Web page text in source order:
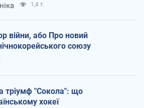
1,4 т.
війни, або Про новий
союзу
тріумф "Сокола": що
хокеї